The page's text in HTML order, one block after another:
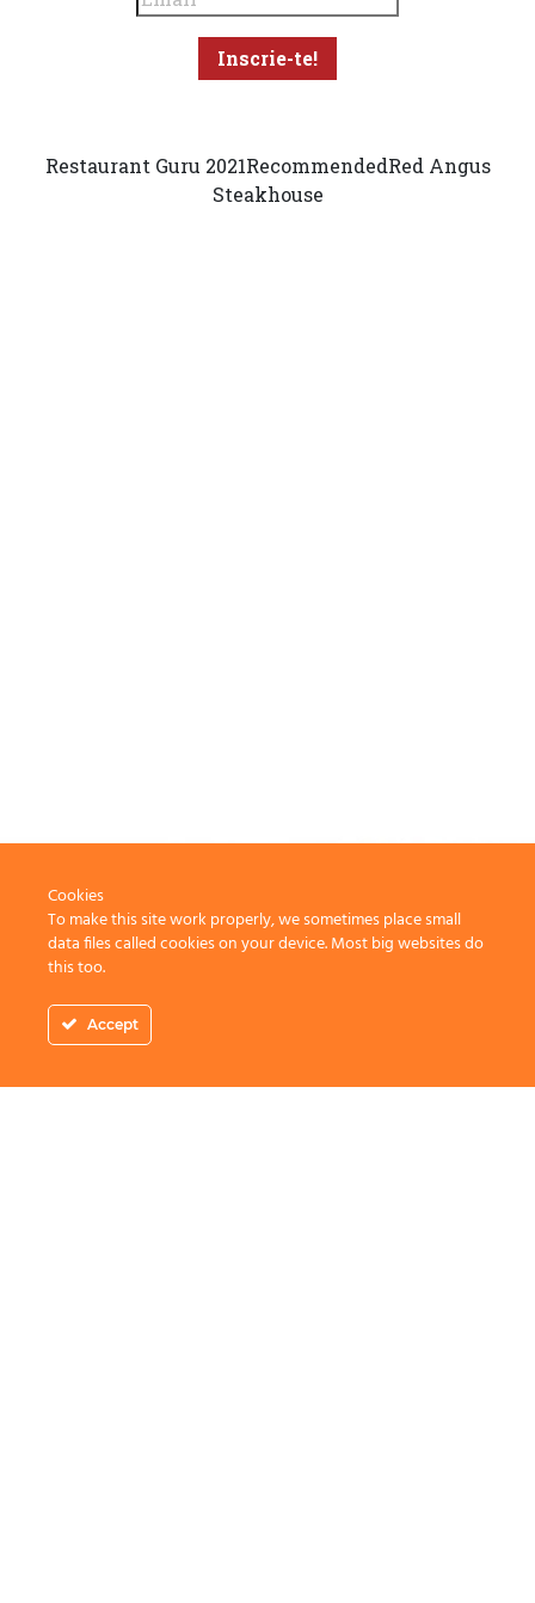
Restaurant Guru 2021RecommendedRed Angus
Steakhouse
Cookies
To make this site work properly, we sometimes place small
data files called cookies on your device. Most big websites do
this too.
Accept